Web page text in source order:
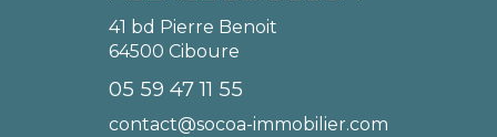
41 bd Pierre Benoit
64500 Ciboure
05 59 47 11 55
contact@socoa-immobilier.com